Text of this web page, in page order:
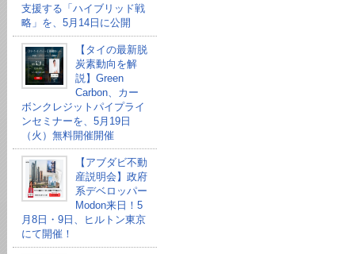
支援する「ハイブリッド戦
略」を、5月14日に公開
【タイの最新脱
炭素動向を解
説】Green
Carbon、カー
ボンクレジットパイプライ
ンセミナーを、5月19日
（火）無料開催開催
【アブダビ不動
産説明会】政府
系デベロッパー
Modon来日！5
月8日・9日、ヒルトン東京
にて開催！